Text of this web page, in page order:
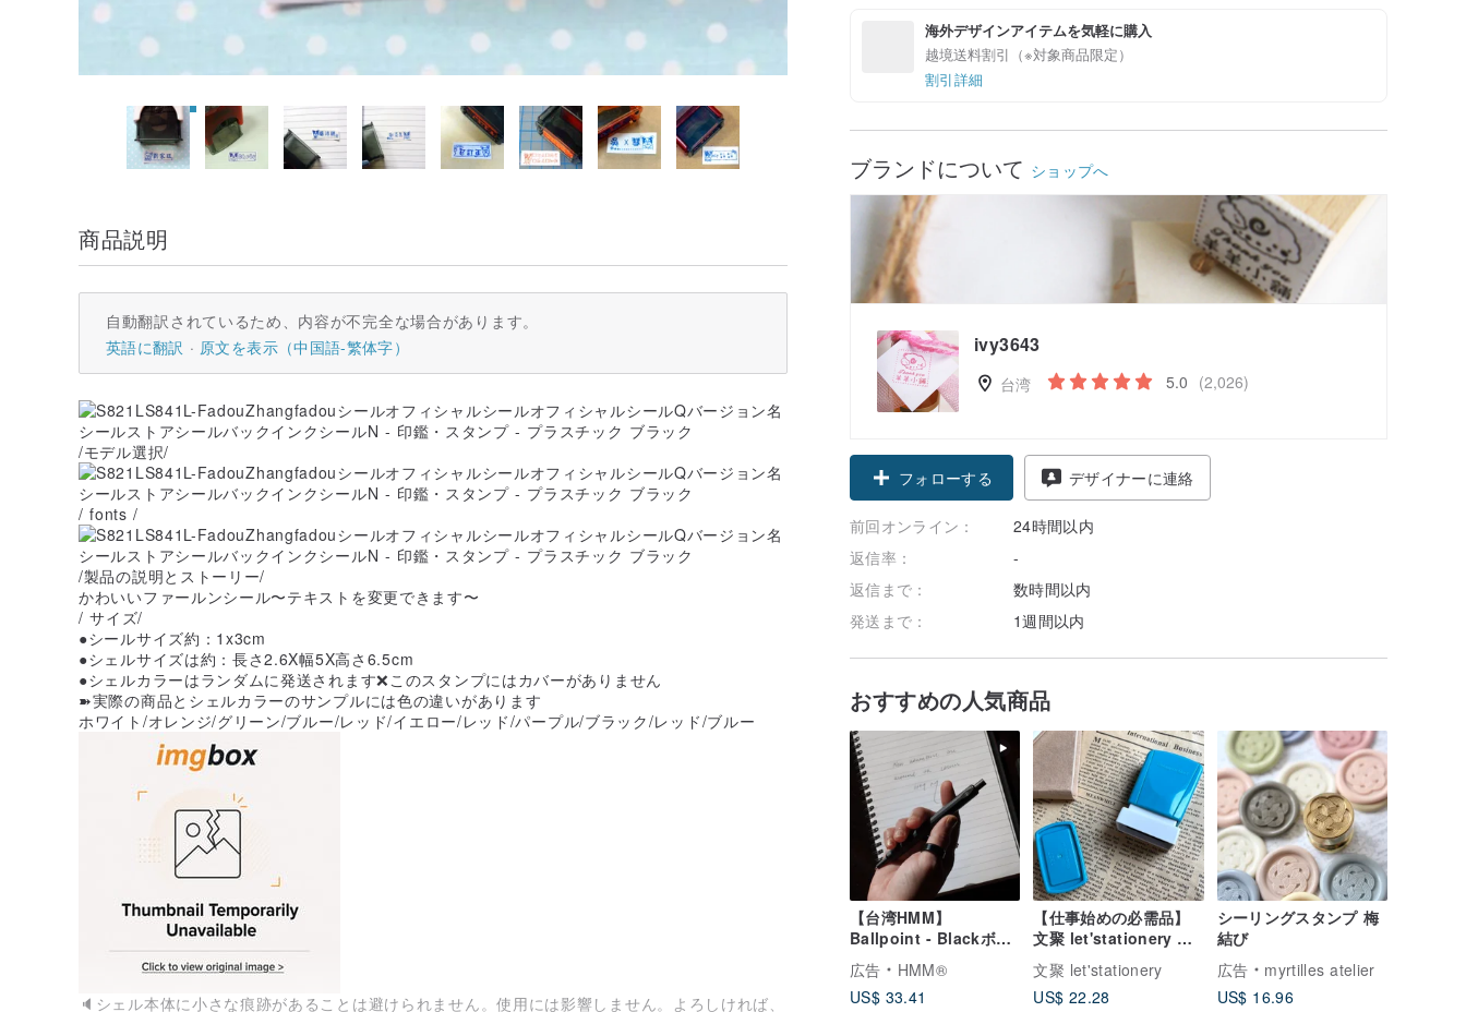
海外デザインアイテムを気軽に購入
越境送料割引（※対象商品限定）
割引詳細
ブランドについて ショップへ
ivy3643
台湾 5.0 (2,026)
フォローする デザイナーに連絡
前回オンライン：
24時間以内
返信率：
-
返信まで：
数時間以内
発送まで：
1週間以内
おすすめの人気商品
【台湾HMM】
Ballpoint - Blackボー
ルペン
広告
HMM®
US$ 33.41
【仕事始めの必需品】
文聚 let'stationery シ
ャチハタ 日本 多機能オ
ーダーメイド防水連続
スタンプ Q04
文聚 let'stationery
US$ 22.28
シーリングスタンプ 梅
結び
広告
myrtilles atelier
US$ 16.96
商品説明
自動翻訳されているため、内容が不完全な場合があります。
英語に翻訳
原文を表示（中国語-繁体字）
/モデル選択/
/ fonts /
/製品の説明とストーリー/
かわいいファールンシール〜テキストを変更できます〜
/ サイズ/
●シールサイズ約：1x3cm
●シェルサイズは約：長さ2.6X幅5X高さ6.5cm
●シェルカラーはランダムに発送されます❌このスタンプにはカバーがありません
➽実際の商品とシェルカラーのサンプルには色の違いがあります
ホワイト/オレンジ/グリーン/ブルー/レッド/イエロー/レッド/パープル/ブラック/レッド/ブルー
🔈シェル本体に小さな痕跡があることは避けられません。使用には影響しません。よろしければ、